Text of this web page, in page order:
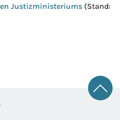
Justizministeriums (Stand: